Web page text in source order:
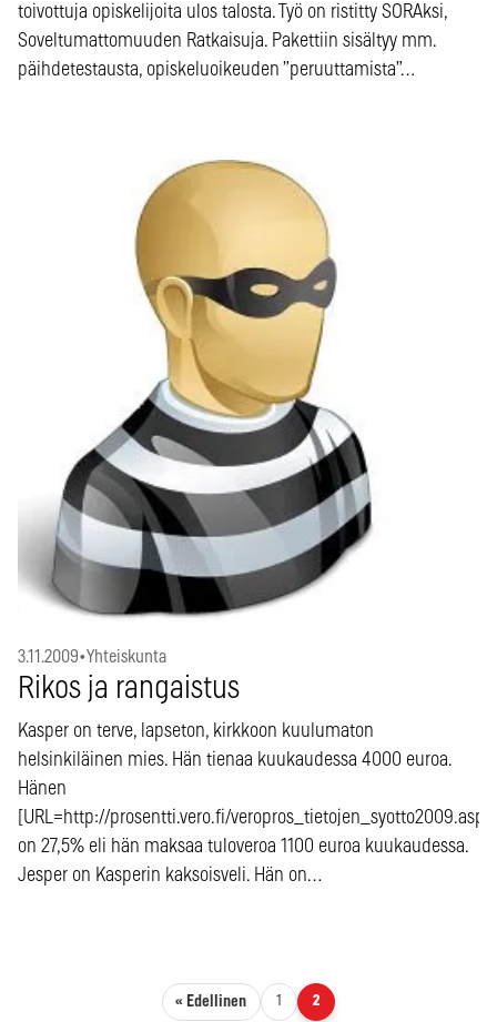
toivottuja opiskelijoita ulos talosta. Työ on ristitty SORAksi,
Soveltumattomuuden Ratkaisuja. Pakettiin sisältyy mm.
päihdetestausta, opiskeluoikeuden ”peruuttamista”…
3.11.2009•Yhteiskunta
Rikos ja rangaistus
Kasper on terve, lapseton, kirkkoon kuulumaton
helsinkiläinen mies. Hän tienaa kuukaudessa 4000 euroa.
Hänen
[URL=http://prosentti.vero.fi/
on 27,5% eli hän maksaa tuloveroa 1100 euroa kuukaudessa.
Jesper on Kasperin kaksoisveli. Hän on…
Artikkelien sivutus
« Edellinen 1 2